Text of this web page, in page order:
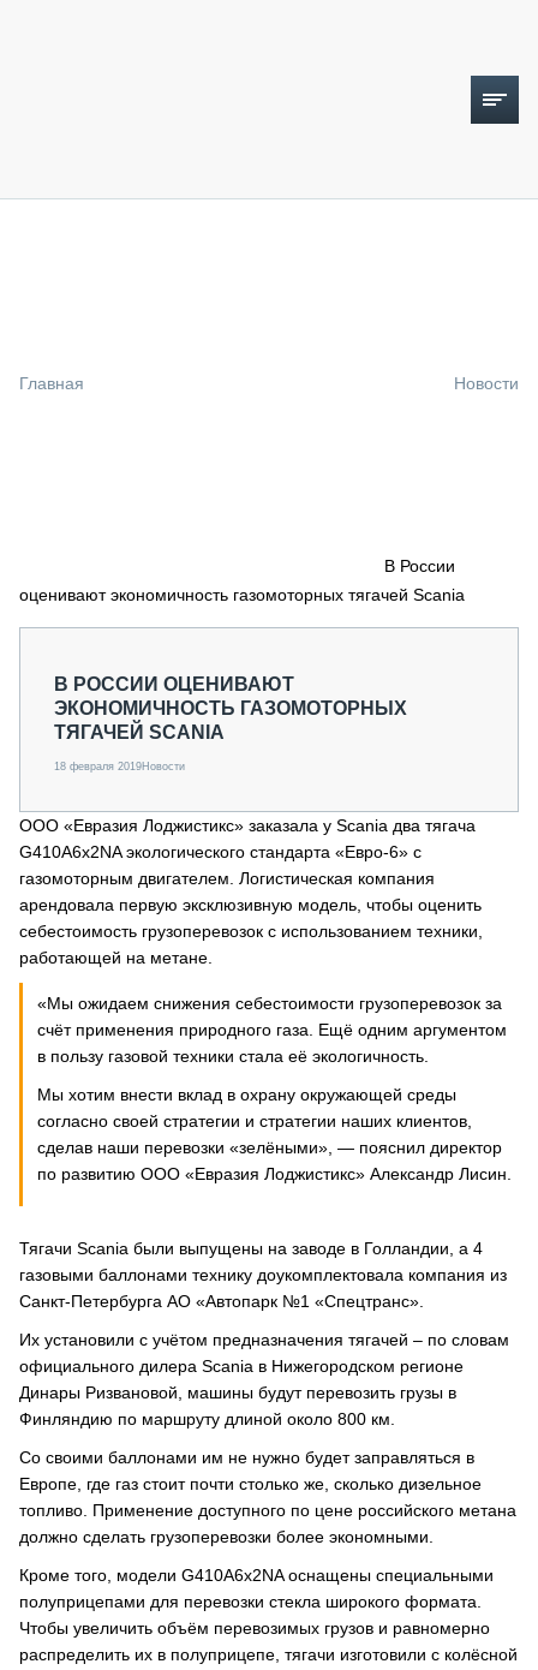
СПЕЦПРОЕКТЫ
О ПРОЕКТЕ
Главная Новости
В России
оценивают экономичность газомоторных тягачей Scania
В РОССИИ ОЦЕНИВАЮТ
ЭКОНОМИЧНОСТЬ ГАЗОМОТОРНЫХ
ТЯГАЧЕЙ SCANIA
18 февраля 2019Новости
ООО «Евразия Лоджистикс» заказала у Scania два тягача
G410A6x2NA экологического стандарта «Евро-6» с
газомоторным двигателем. Логистическая компания
арендовала первую эксклюзивную модель, чтобы оценить
себестоимость грузоперевозок с использованием техники,
работающей на метане.
«Мы ожидаем снижения себестоимости грузоперевозок за
счёт применения природного газа. Ещё одним аргументом
в пользу газовой техники стала её экологичность.
Мы хотим внести вклад в охрану окружающей среды
согласно своей стратегии и стратегии наших клиентов,
сделав наши перевозки «зелёными», — пояснил директор
по развитию ООО «Евразия Лоджистикс» Александр Лисин.
Тягачи Scania были выпущены на заводе в Голландии, а 4
газовыми баллонами технику доукомплектовала компания из
Санкт-Петербурга АО «Автопарк №1 «Спецтранс».
Их установили с учётом предназначения тягачей – по словам
официального дилера Scania в Нижегородском регионе
Динары Ризвановой, машины будут перевозить грузы в
Финляндию по маршруту длиной около 800 км.
Со своими баллонами им не нужно будет заправляться в
Европе, где газ стоит почти столько же, сколько дизельное
топливо. Применение доступного по цене российского метана
должно сделать грузоперевозки более экономными.
Кроме того, модели G410A6x2NA оснащены специальными
полуприцепами для перевозки стекла широкого формата.
Чтобы увеличить объём перевозимых грузов и равномерно
распределить их в полуприцепе, тягачи изготовили с колёсной